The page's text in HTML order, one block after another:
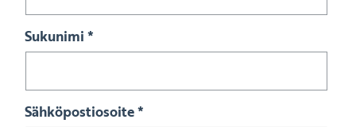
Sukunimi*
Sähköpostiosoite*